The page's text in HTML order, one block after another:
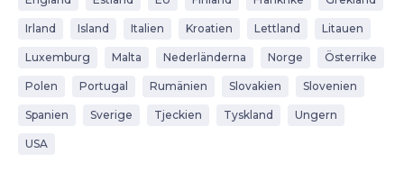
Irland Island Italien Kroatien Lettland Litauen
Luxemburg Malta Nederländerna Norge Österrike
Polen Portugal Rumänien Slovakien Slovenien
Spanien Sverige Tjeckien Tyskland Ungern
USA